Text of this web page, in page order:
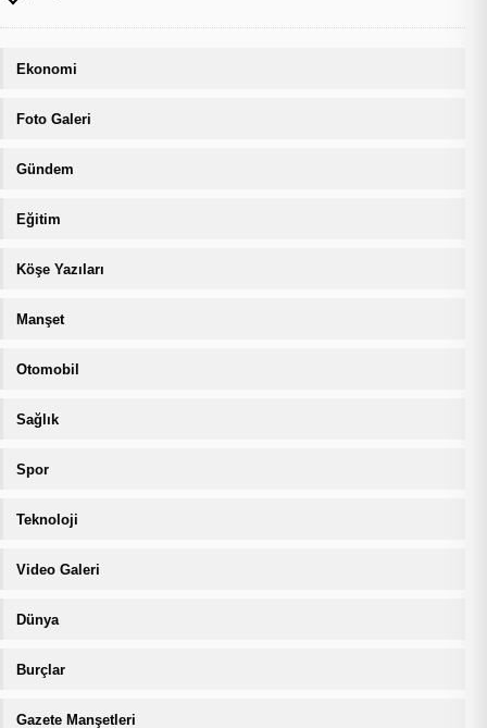
Ekonomi
Foto Galeri
Gündem
Eğitim
Köşe Yazıları
Manşet
Otomobil
Sağlık
Spor
Teknoloji
Video Galeri
Dünya
Burçlar
Gazete Manşetleri